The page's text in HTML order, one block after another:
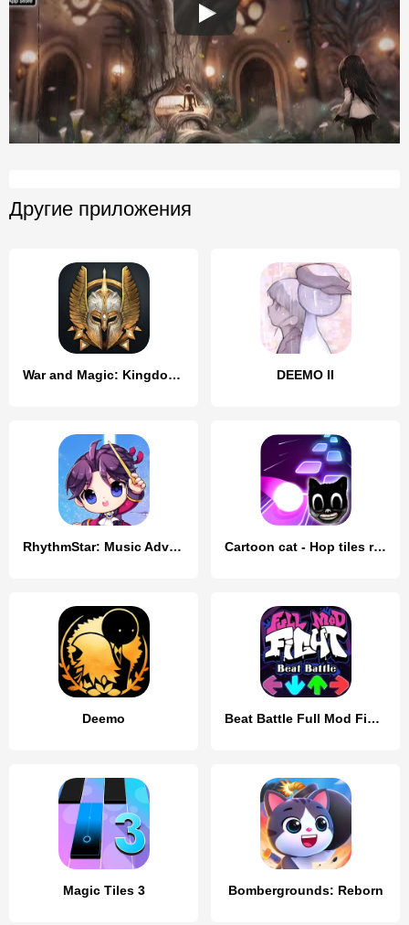
Другие приложения
War and Magic: Kingdom Reborn DEEMO II
RhythmStar: Music Adventure Cartoon cat - Hop tiles rush
Deemo Beat Battle Full Mod Fight
Magic Tiles 3 Bombergrounds: Reborn